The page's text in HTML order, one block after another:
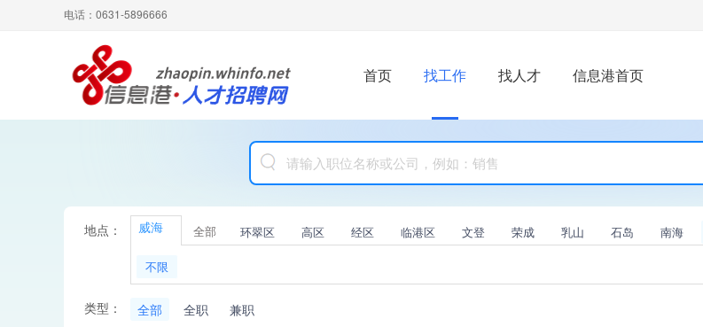
电话：0631-5896666
首页 找工作 找人才 信息港首页
地点： 威海 全部 环翠区 高区 经区 临港区 文登 荣成 乳山 石岛 南海
不限
类型： 全部 全职 兼职